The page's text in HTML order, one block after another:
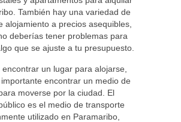
También hay una variedad de
alojamiento a precios asequibles,
deberías tener problemas para
que se ajuste a tu presupuesto.
un lugar para alojarse,
encontrar un medio de
moverse por la ciudad. El
es el medio de transporte
utilizado en Paramaribo,